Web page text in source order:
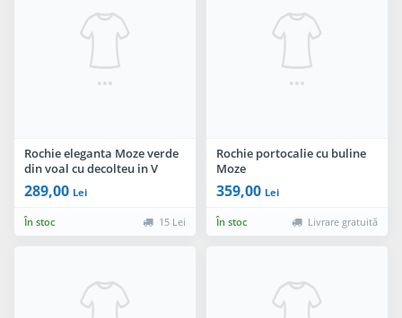
Rochie eleganta Moze verde
din voal cu decolteu in V
289,00 Lei
În stoc 15 Lei
Rochie portocalie cu buline
Moze
359,00 Lei
În stoc Livrare gratuită